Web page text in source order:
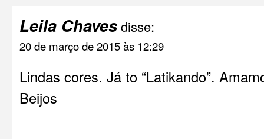
Leila Chavesdisse:
20 de março de 2015 às 12:29
Lindas cores. Já to “Latikando”.
Beijos